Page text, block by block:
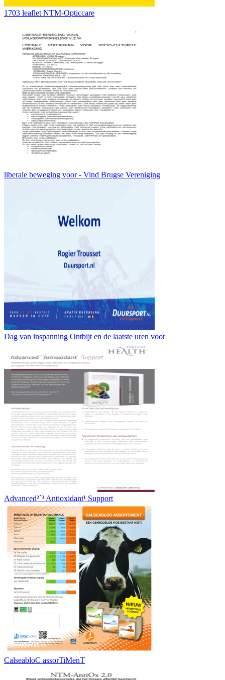
1703 leaflet NTM-Opticcare
liberale beweging voor - Vind Brugse Vereniging
Dag van inspanning Ontbijt en de laatste uren voor
Advanced²`³ Antioxidant¹ Support
CalseabloC assorTiMenT